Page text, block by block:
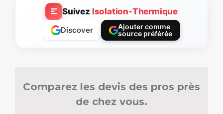
Suivez Isolation-Thermique
Discover
Ajouter comme
source préférée
Comparez les devis des pros près
de chez vous.